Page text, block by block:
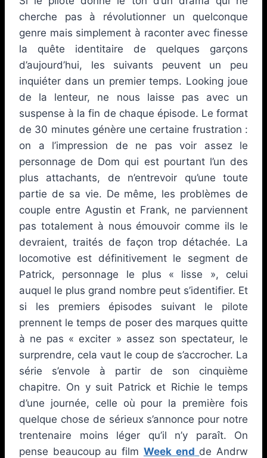
cherche pas à révolutionner un quelconque
genre mais simplement à raconter avec finesse
la quête identitaire de quelques garçons
d’aujourd’hui, les suivants peuvent un peu
inquiéter dans un premier temps. Looking joue
de la lenteur, ne nous laisse pas avec un
suspense à la fin de chaque épisode. Le format
de 30 minutes génère une certaine frustration :
on a l’impression de ne pas voir assez le
personnage de Dom qui est pourtant l’un des
plus attachants, de n’entrevoir qu’une toute
partie de sa vie. De même, les problèmes de
couple entre Agustin et Frank, ne parviennent
pas totalement à nous émouvoir comme ils le
devraient, traités de façon trop détachée. La
locomotive est définitivement le segment de
Patrick, personnage le plus « lisse », celui
auquel le plus grand nombre peut s’identifier. Et
si les premiers épisodes suivant le pilote
prennent le temps de poser des marques quitte
à ne pas « exciter » assez son spectateur, le
surprendre, cela vaut le coup de s’accrocher. La
série s’envole à partir de son cinquième
chapitre. On y suit Patrick et Richie le temps
d’une journée, celle où pour la première fois
quelque chose de sérieux s’annonce pour notre
trentenaire moins léger qu’il n’y paraît. On
pense beaucoup au film Week end de Andrw